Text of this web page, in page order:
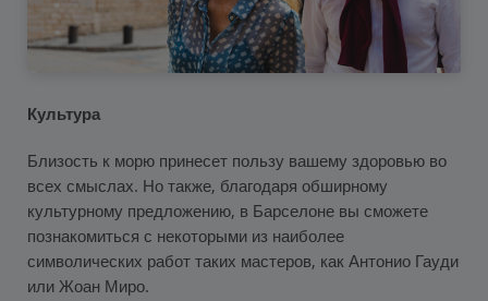
Культура
Близость к морю принесет пользу вашему здоровью во
всех смыслах. Но также, благодаря обширному
культурному предложению, в Барселоне вы сможете
познакомиться с некоторыми из наиболее
символических работ таких мастеров, как Антонио Гауди
или Жоан Миро.